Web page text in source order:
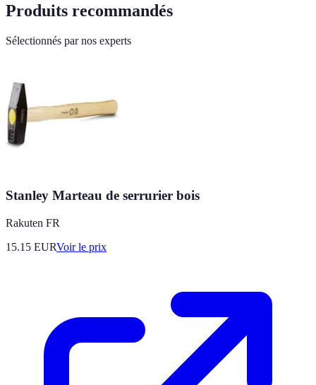
Produits recommandés
Sélectionnés par nos experts
Stanley Marteau de serrurier bois
Rakuten FR
15.15 EURVoir le prix